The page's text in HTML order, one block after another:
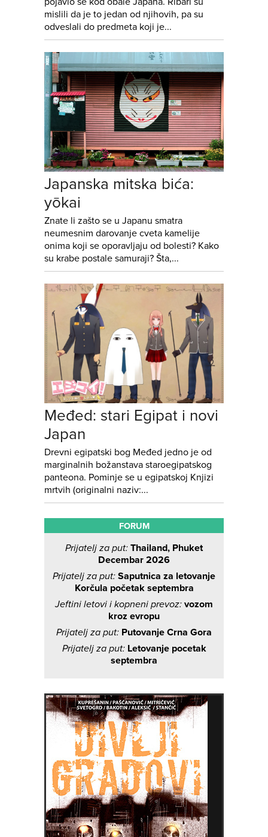
mislili da je to jedan od njihovih, pa su
odveslali do predmeta koji je...
Japanska mitska bića:
yōkai
Znate li zašto se u Japanu smatra
neumesnim darovanje cveta kamelije
onima koji se oporavljaju od bolesti? Kako
su krabe postale samuraji? Šta,...
Međed: stari Egipat i novi
Japan
Drevni egipatski bog Međed jedno je od
marginalnih božanstava staroegipatskog
panteona. Pominje se u egipatskoj Knjizi
mrtvih (originalni naziv:...
FORUM
Prijatelj za put: Thailand, Phuket
Decembar 2026
Prijatelj za put: Saputnica za letovanje
Korčula početak septembra
Jeftini letovi i kopneni prevoz: vozom
kroz evropu
Prijatelj za put: Putovanje Crna Gora
Prijatelj za put: Letovanje pocetak
septembra